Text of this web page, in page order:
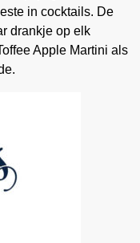
in cocktails. De
drankje op elk
Apple Martini als